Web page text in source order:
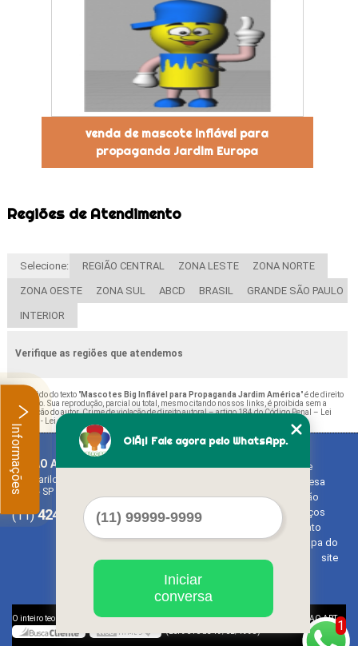
venda de mascote inflável para
propaganda Jardim Europa
Regiões de Atendimento
Selecione: REGIÃO CENTRAL ZONA LESTE ZONA NORTE
ZONA OESTE ZONA SUL ABCD BRASIL GRANDE SÃO PAULO
INTERIOR
Verifique as regiões que atendemos
O conteúdo do texto "Mascotes Big Inflável para Propaganda Jardim América" é de direito
reservado. Sua reprodução, parcial ou total, mesmo citando nossos links, é proibida sem a
autorização do autor. Crime de violação de direito autoral – artigo 184 do Código Penal –
Lei
9610/98 - Lei de direitos autorais
BALAO ART
Rua Bariloche, 1300 - Chácara Tropical (Caucaia do Alto)
Cotia - SP - CEP: 06726-270
(11)4242-7733(11)3603-0479
Home
Empresa
Missão
Serviços
Contato
Mapa do
site
O inteiro teor deste site está sujeito à proteção de direitos autorais. Copyright
BALAO ART1
OlÃ¡! Fale agora pelo WhatsApp.
Iniciar
conversa
Informações